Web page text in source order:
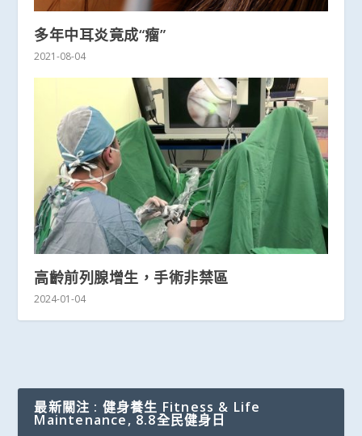
多年中耳炎竟成“瘤”
2021-08-04
高齡前列腺增生，手術非禁區
2024-01-04
最新關注 : 健身養生 Fitness & Life
Maintenance, 8.8全民健身日